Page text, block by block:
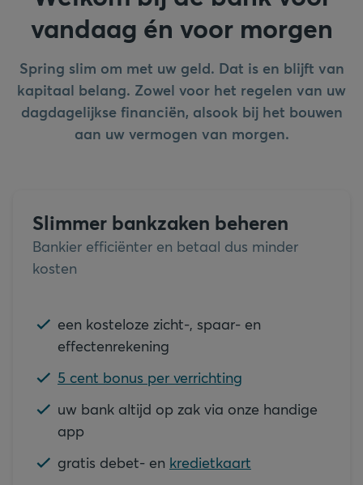
vandaag én voor morgen
Spring slim om met uw geld. Dat is en blijft van
kapitaal belang. Zowel voor het regelen van uw
dagdagelijkse financiën, alsook bij het bouwen
aan uw vermogen van morgen.
Slimmer bankzaken beheren
Bankier efficiënter en betaal dus minder
kosten
een kosteloze zicht-, spaar- en
effectenrekening
5 cent bonus per verrichting
uw bank altijd op zak via onze handige
app
gratis debet- en kredietkaart